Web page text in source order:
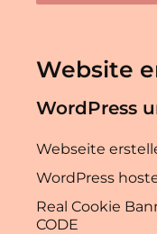
Website
WordPress
Webseite
WordPress
Real Cookie
CODE